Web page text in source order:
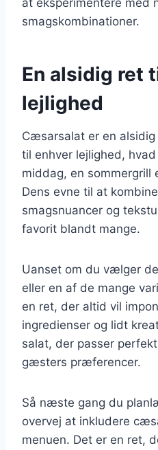
smagskombinationer.
En alsidig ret
lejlighed
Cæsarsalat er en
til enhver lejlighed,
middag, en sommergrill
Dens evne til at
smagsnuancer og
favorit blandt mange.
Uanset om du vælger
eller en af de mange
en ret, der altid vil
ingredienser og lidt
salat, der passer
gæsters præferencer.
Så næste gang du
overvej at inkludere
menuen. Det er en ret,